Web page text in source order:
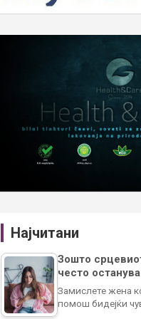
Најчитани
Зошто
често
Замислете жена
помош бидејќи